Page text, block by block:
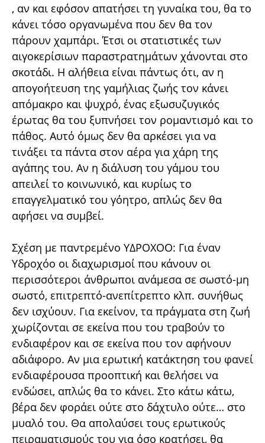
, αν και εφόσον απατήσει τη γυναίκα του, θα το
κάνει τόσο οργανωμένα που δεν θα τον
πάρουν χαμπάρι. Έτσι οι στατιστικές των
αιγοκερίσιων παραστρατημάτων χάνονται στο
σκοτάδι. Η αλήθεια είναι πάντως ότι, αν η
απογοήτευση της γαμήλιας ζωής τον κάνει
απόμακρο και ψυχρό, ένας εξωσυζυγικός
έρωτας θα του ξυπνήσει τον ρομαντισμό και το
πάθος. Αυτό όμως δεν θα αρκέσει για να
τινάξει τα πάντα στον αέρα για χάρη της
αγάπης του. Αν η διάλυση του γάμου του
απειλεί το κοινωνικό, και κυρίως το
επαγγελματικό του γόητρο, απλώς δεν θα
αφήσει να συμβεί.
Σχέση με παντρεμένο ΥΔΡΟΧΟΟ: Για έναν
Υδροχόο οι διαχωρισμοί που κάνουν οι
περισσότεροι άνθρωποι ανάμεσα σε σωστό-μη
σωστό, επιτρεπτό-ανεπίτρεπτο κλπ. συνήθως
δεν ισχύουν. Για εκείνον, τα πράγματα στη ζωή
χωρίζονται σε εκείνα που του τραβούν το
ενδιαφέρον και σε εκείνα που τον αφήνουν
αδιάφορο. Αν μια ερωτική κατάκτηση του φανεί
ενδιαφέρουσα προοπτική και θελήσει να
ενδώσει, απλώς θα το κάνει. Στο κάτω κάτω,
βέρα δεν φοράει ούτε στο δάχτυλο ούτε… στο
μυαλό του. Θα απολαύσει τους ερωτικούς
πειραματισμούς του για όσο κρατήσει, θα